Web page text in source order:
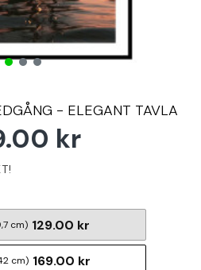
- ELEGANT TAVLA
kr
cm) 129.00 kr
cm) 169.00 kr